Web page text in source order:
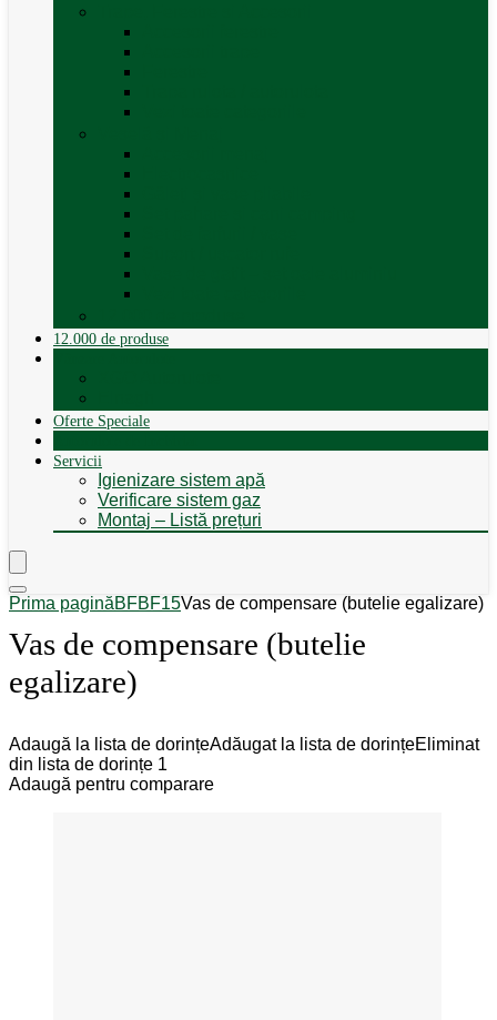
12.000 de produse
Oferte Speciale
Servicii
Igienizare sistem apă
Verificare sistem gaz
Montaj – Listă prețuri
Prima paginăBFBF15Vas de compensare (butelie egalizare)
Vas de compensare (butelie
egalizare)
Adaugă la lista de dorințeAdăugat la lista de dorințeEliminat
din lista de dorințe 1
Adaugă pentru comparare